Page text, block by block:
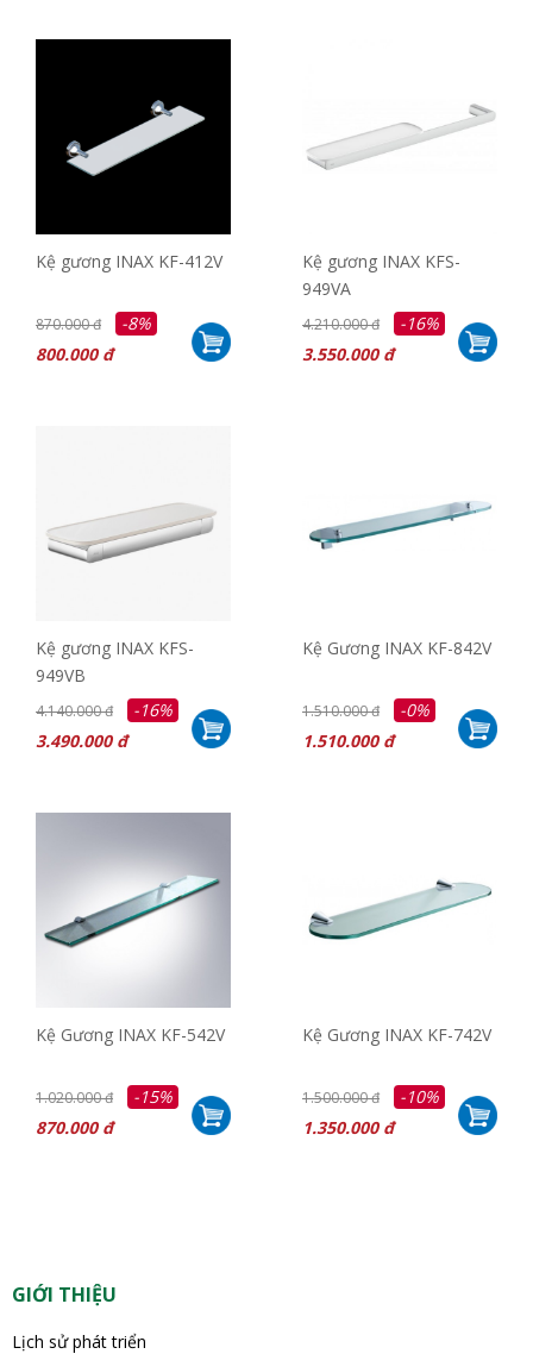
Kệ gương INAX KF-412V
870.000 đ
-8%
800.000 đ
Kệ gương INAX KFS-
949VA
4.210.000 đ
-16%
3.550.000 đ
Kệ gương INAX KFS-
949VB
4.140.000 đ
-16%
3.490.000 đ
Kệ Gương INAX KF-842V
1.510.000 đ
-0%
1.510.000 đ
Kệ Gương INAX KF-542V
1.020.000 đ
-15%
870.000 đ
Kệ Gương INAX KF-742V
1.500.000 đ
-10%
1.350.000 đ
GIỚI THIỆU
Lịch sử phát triển